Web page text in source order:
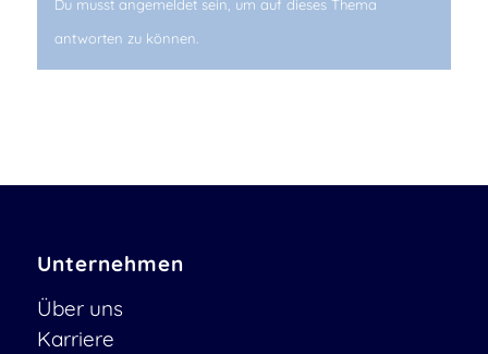
Du musst angemeldet sein, um auf dieses Thema
antworten zu können.
Unternehmen
Über uns
Karriere